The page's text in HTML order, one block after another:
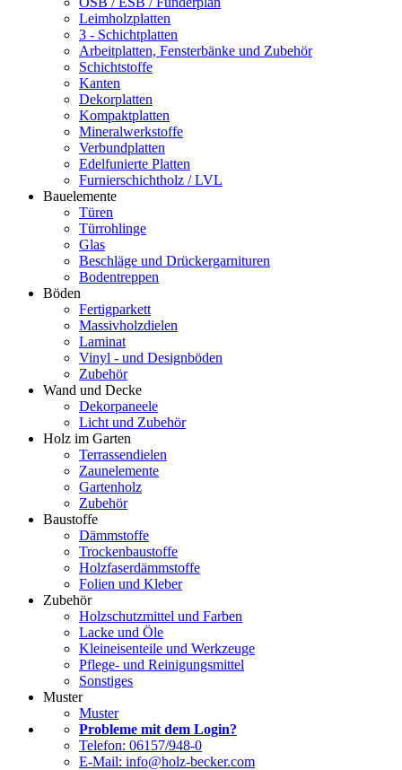
Leimholzplatten
3 - Schichtplatten
Arbeitplatten, Fensterbänke und Zubehör
Schichtstoffe
Kanten
Dekorplatten
Kompaktplatten
Mineralwerkstoffe
Verbundplatten
Edelfunierte Platten
Furnierschichtholz / LVL
Bauelemente
Türen
Türrohlinge
Glas
Beschläge und Drückergarnituren
Bodentreppen
Böden
Fertigparkett
Massivholzdielen
Laminat
Vinyl - und Designböden
Zubehör
Wand und Decke
Dekorpaneele
Licht und Zubehör
Holz im Garten
Terrassendielen
Zaunelemente
Gartenholz
Zubehör
Baustoffe
Dämmstoffe
Trockenbaustoffe
Holzfaserdämmstoffe
Folien und Kleber
Zubehör
Holzschutzmittel und Farben
Lacke und Öle
Kleineisenteile und Werkzeuge
Pflege- und Reinigungsmittel
Sonstiges
Muster
Muster
Probleme mit dem Login?
Telefon: 06157/948-0
E-Mail: info@holz-becker.com